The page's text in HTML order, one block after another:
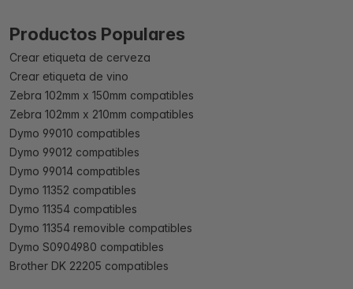
Productos Populares
Crear etiqueta de cerveza
Crear etiqueta de vino
Zebra 102mm x 150mm compatibles
Zebra 102mm x 210mm compatibles
Dymo 99010 compatibles
Dymo 99012 compatibles
Dymo 99014 compatibles
Dymo 11352 compatibles
Dymo 11354 compatibles
Dymo 11354 removible compatibles
Dymo S0904980 compatibles
Brother DK 22205 compatibles